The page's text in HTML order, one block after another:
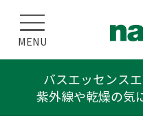
MENU
バスエッセンス
紫外線や乾燥の気